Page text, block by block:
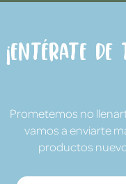
¡Entérate
Prometemos no
vamos a enviarte
productos